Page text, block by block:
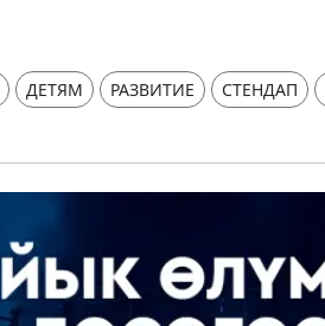
ДЕТЯМ РАЗВИТИЕ СТЕНДАП